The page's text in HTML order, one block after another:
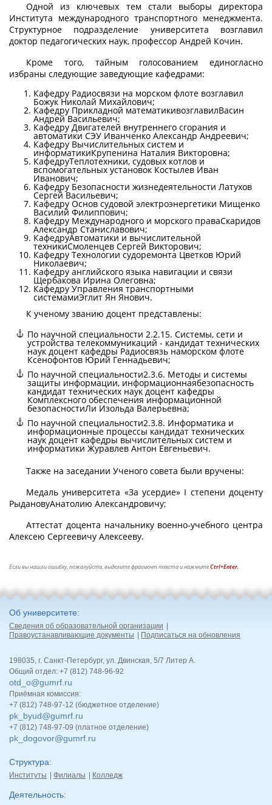
Одной из ключевых тем стали выборы директора
Института международного транспортного менеджмента.
Структурное подразделение университета возглавил
доктор педагогических наук, профессор Андрей Кочин.
Кроме того, тайным голосованием единогласно
избраны следующие заведующие кафедрами:
Кафедру Радиосвязи на морском флоте возглавил
Божук Николай Михайлович;
Кафедру Прикладной математикивозглавилВасин
Андрей Васильевич;
Кафедру Двигателей внутреннего сгорания и
автоматики СЭУ Иванченко Александр Андреевич;
Кафедру Вычислительных систем и
информатикиКрупенина Наталия Викторовна;
КафедруТеплотехники, судовых котлов и
вспомогательных установок Костылев Иван
Иванович;
Кафедру Безопасности жизнедеятельности Латухов
Сергей Васильевич;
Кафедру Основ судовой электроэнергетики Мищенко
Василий Филиппович;
Кафедру Международного и морского праваСкаридов
Александр Станиславович;
КафедруАвтоматики и вычислительной
техникиСмоленцев Сергей Викторович;
Кафедру Технологии судоремонта Цветков Юрий
Николаевич;
Кафедру английского языка навигации и связи
Щербакова Ирина Олеговна;
Кафедру Управления транспортными
системамиЭглит Ян Янович.
К ученому званию доцент представлены:
По научной специальности 2.2.15. Системы, сети и
устройства телекоммуникаций - кандидат технических
наук доцент кафедры Радиосвязь наморском флоте
Ксенофонтов Юрий Геннадьевич;
По научной специальности2.3.6. Методы и системы
защиты информации, информационнаябезопасность
кандидат технических наук доцент кафедры
Комплексного обеспечения информационной
безопасностиЛи Изольда Валерьевна;
По научной специальности2.3.8. Информатика и
информационные процессы кандидат технических
наук доцент кафедры вычислительных систем и
информатики Журавлев Антон Евгеньевич.
Также на заседании Ученого совета были вручены:
Медаль университета «За усердие» I степени доценту
РыдановуАнатолию Александровичу;
Аттестат доцента начальнику военно-учебного центра
Алексею Сергеевичу Алексееву.
Если вы нашли ошибку, пожалуйста, выделите фрагмент текста и нажмитеCtrl+Enter.
Об университете
Сведения об образовательной организации
Правоустанавливающие документы
Подписаться на обновления
198035, г. Санкт-Петербург, ул. Двинская, 5/7 Литер А.
Общий отдел: +7 (812) 748-96-92
otd_o@gumrf.ru
Приёмная комиссия:
+7 (812) 748-97-12 (бюджетное отделение)
pk_byud@gumrf.ru
+7 (812) 748-97-09 (платное отделение)
pk_dogovor@gumrf.ru
Структура
Институты Филиалы Колледж
Деятельность